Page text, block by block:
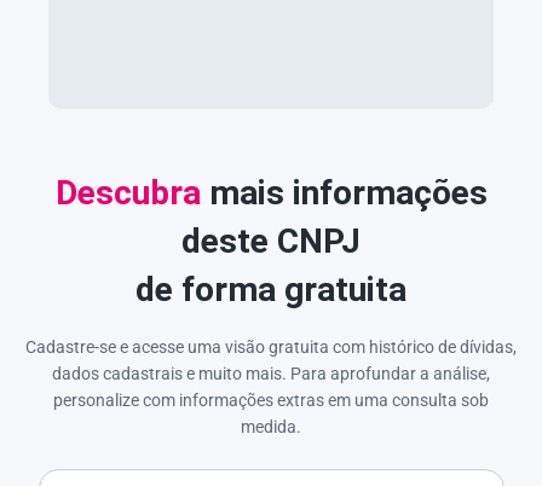
Descubra mais informações
deste CNPJ
de forma gratuita
Cadastre-se e acesse uma visão gratuita com histórico de dívidas,
dados cadastrais e muito mais. Para aprofundar a análise,
personalize com informações extras em uma consulta sob
medida.